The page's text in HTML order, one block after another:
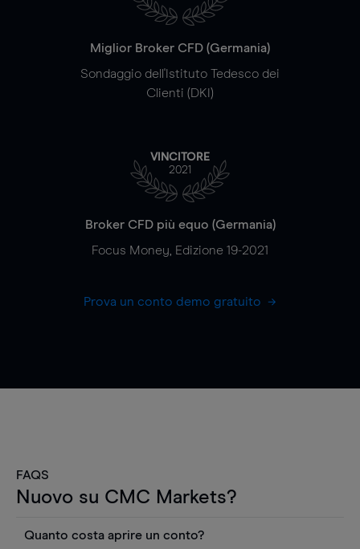
Miglior Broker CFD (Germania)
Sondaggio dell'Istituto Tedesco dei
Clienti (DKI)
VINCITORE
2021
Broker CFD più equo (Germania)
Focus Money, Edizione 19-2021
Prova un conto demo gratuito
FAQS
Nuovo su CMC Markets?
Quanto costa aprire un conto?